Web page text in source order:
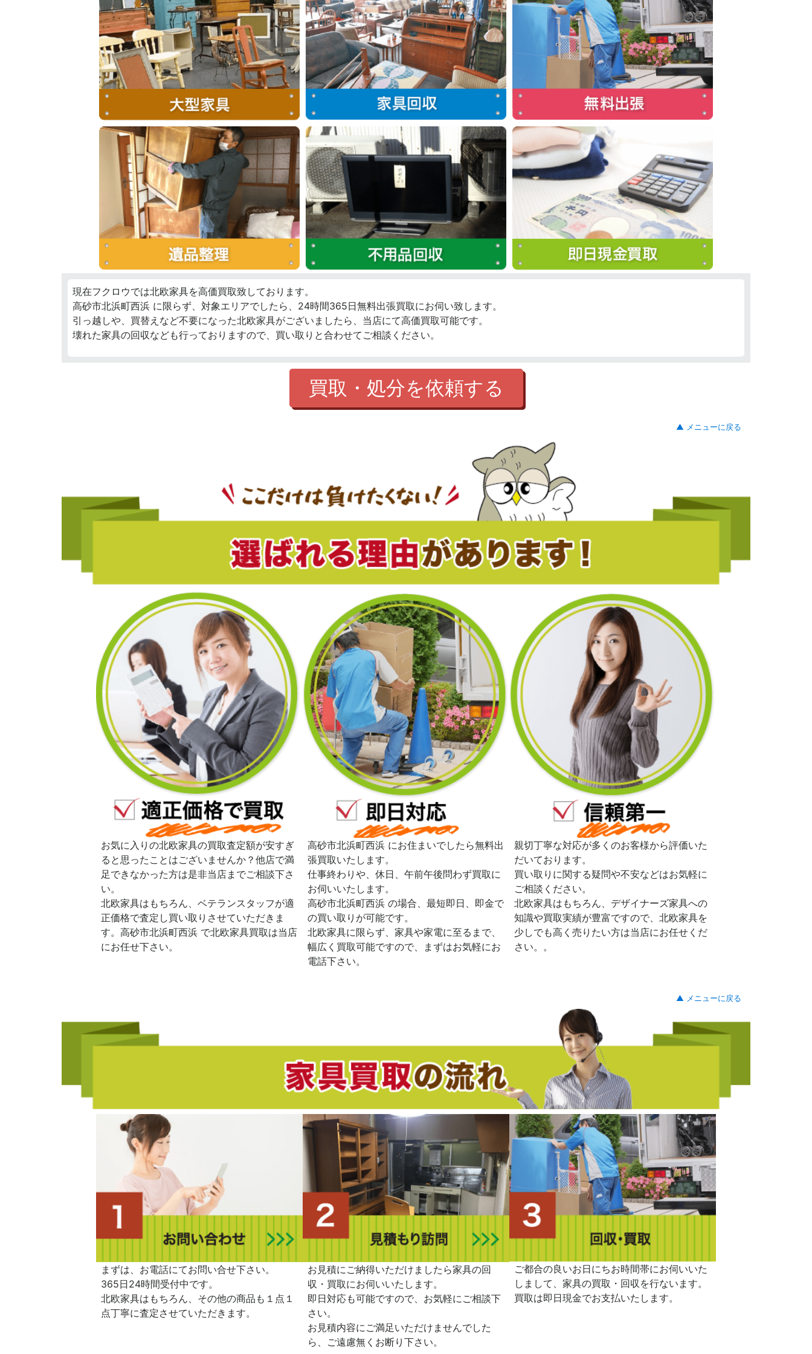
現在フクロウでは北欧家具を高価買取致しております。
高砂市北浜町西浜 に限らず、対象エリアでしたら、24時間365日無料出張買取にお伺い致します。
引っ越しや、買替えなど不要になった北欧家具がございましたら、当店にて高価買取可能です。
壊れた家具の回収なども行っておりますので、買い取りと合わせてご相談ください。
買取・処分を依頼する
▲ メニューに戻る
お気に入りの北欧家具の買取査定額が安すぎ
ると思ったことはございませんか？他店で満
足できなかった方は是非当店までご相談下さ
い。
北欧家具はもちろん、ベテランスタッフが適
正価格で査定し買い取りさせていただきま
す。高砂市北浜町西浜 で北欧家具買取は当店
にお任せ下さい。
高砂市北浜町西浜 にお住まいでしたら無料出
張買取いたします。
仕事終わりや、休日、午前午後問わず買取に
お伺いいたします。
高砂市北浜町西浜 の場合、最短即日、即金で
の買い取りが可能です。
北欧家具に限らず、家具や家電に至るまで、
幅広く買取可能ですので、まずはお気軽にお
電話下さい。
親切丁寧な対応が多くのお客様から評価いた
だいております。
買い取りに関する疑問や不安などはお気軽に
ご相談ください。
北欧家具はもちろん、デザイナーズ家具への
知識や買取実績が豊富ですので、北欧家具を
少しでも高く売りたい方は当店にお任せくだ
さい。。
▲ メニューに戻る
まずは、お電話にてお問い合せ下さい。
365日24時間受付中です。
北欧家具はもちろん、その他の商品も１点１
点丁寧に査定させていただきます。
お見積にご納得いただけましたら家具の回
収・買取にお伺いいたします。
即日対応も可能ですので、お気軽にご相談下
さい。
お見積内容にご満足いただけませんでした
ら、ご遠慮無くお断り下さい。
ご都合の良いお日にちお時間帯にお伺いいた
しまして、家具の買取・回収を行ないます。
買取は即日現金でお支払いたします。